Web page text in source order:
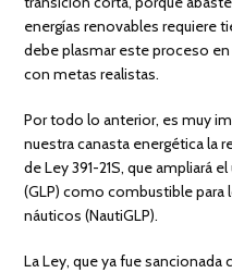
energías renovables requiere
debe plasmar este proceso
con metas realistas.
Por todo lo anterior, es muy
nuestra canasta energética la
de Ley 391-21S, que ampliará
(GLP) como combustible para
náuticos (NautiGLP).
La Ley, que ya fue sancionada